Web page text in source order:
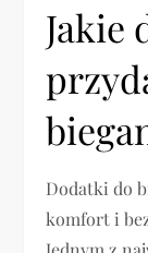
Jakie
Dodatki do
komfort i